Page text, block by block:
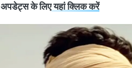
के लिएयहां क्लिक करें